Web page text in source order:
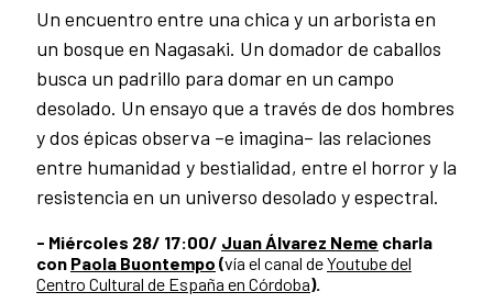
Un encuentro entre una chica y un arborista en
un bosque en Nagasaki. Un domador de caballos
busca un padrillo para domar en un campo
desolado. Un ensayo que a través de dos hombres
y dos épicas observa –e imagina– las relaciones
entre humanidad y bestialidad, entre el horror y la
resistencia en un universo desolado y espectral.
- Miércoles 28/ 17:00/ Juan Álvarez Neme charla
con Paola Buontempo (vía el canal deYoutube del
Centro Cultural de España en Córdoba).